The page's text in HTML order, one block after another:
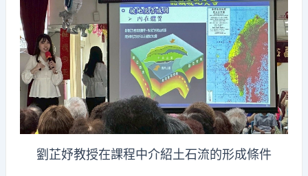
劉芷妤教授在課程中介紹土石流的形成條件